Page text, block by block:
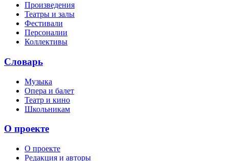
Произведения
Театры и залы
Фестивали
Персоналии
Коллективы
Словарь
Музыка
Опера и балет
Театр и кино
Школьникам
О проекте
О проекте
Редакция и авторы